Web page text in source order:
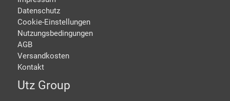
Datenschutz
Cookie-Einstellungen
Nutzungsbedingungen
AGB
Versandkosten
Kontakt
Utz Group